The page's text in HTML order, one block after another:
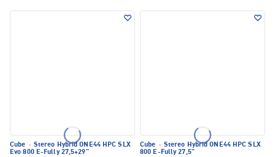
Cube · Stereo Hybrid ONE44 HPC SLX
Evo 800 E-Fully 27,5+29"
Cube · Stereo Hybrid ONE44 HPC SLX
800 E-Fully 27,5"